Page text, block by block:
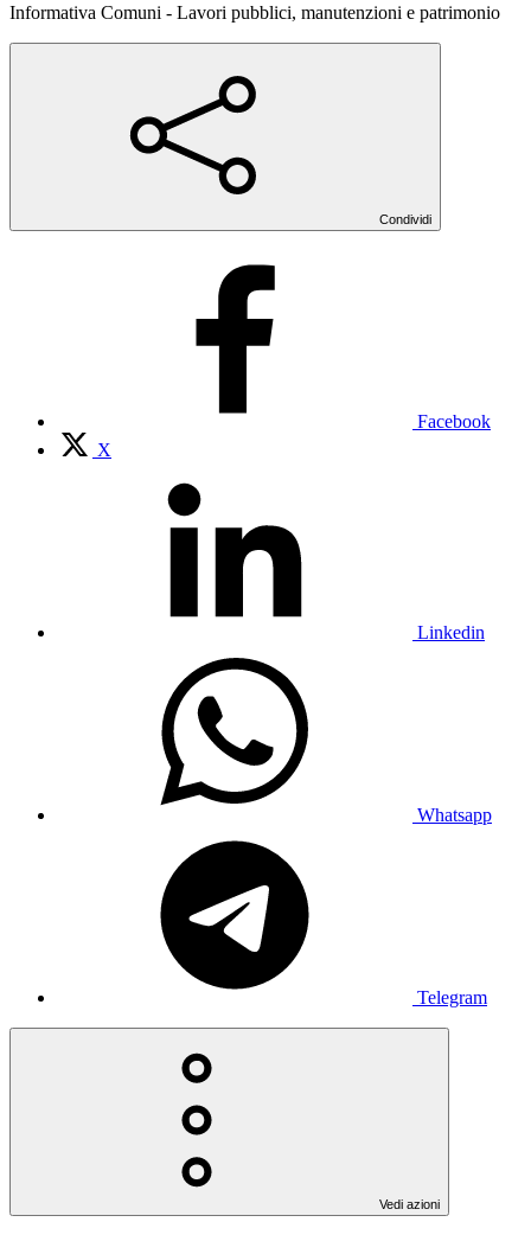
Informativa Comuni - Lavori pubblici, manutenzioni e patrimonio
Condividi
Facebook
X
Linkedin
Whatsapp
Telegram
Vedi azioni